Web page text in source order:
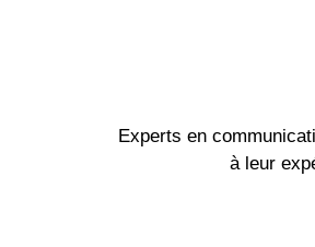
Experts en
à leur